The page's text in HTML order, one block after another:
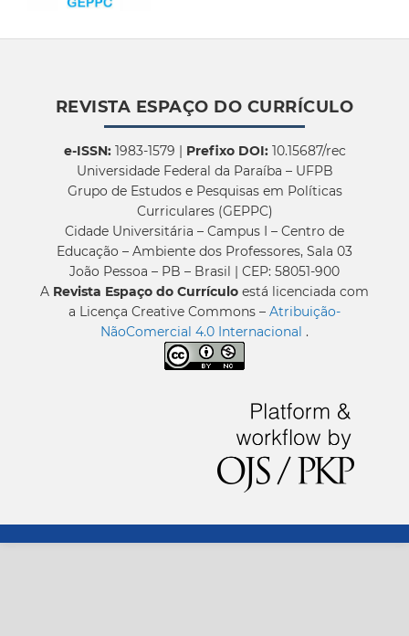
REVISTA ESPAÇO DO CURRÍCULO
e-ISSN:1983-1579 | Prefixo DOI:10.15687/rec
Universidade Federal da Paraíba – UFPB
Grupo de Estudos e Pesquisas em Políticas
Curriculares (GEPPC)
Cidade Universitária – Campus I – Centro de
Educação – Ambiente dos Professores, Sala 03
João Pessoa – PB – Brasil | CEP: 58051-900
A Revista Espaço do Currículo está licenciada com
a Licença Creative Commons – Atribuição-
NãoComercial 4.0 Internacional .